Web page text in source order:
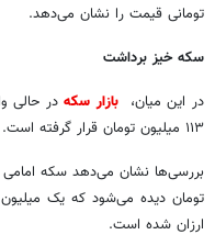
تومانی قیمت را نشان می‌دهد.
سکه خیز برداشت
در این میان،بازار سکه
۱۱۳ میلیون تومان قرار گرفته است.
ارزان شده است.